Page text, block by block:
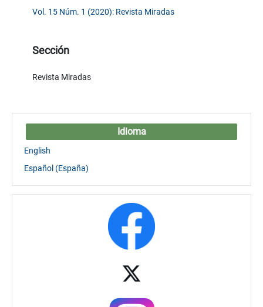
Vol. 15 Núm. 1 (2020): Revista Miradas
Sección
Revista Miradas
Idioma
English
Español (España)